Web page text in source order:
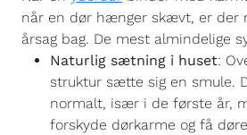
når en dør hænger skævt, er der
årsag bag. De mest almindelige
Naturlig sætning i huset:
struktur sætte sig en smule.
normalt, især i de første år,
forskyde dørkarme og få